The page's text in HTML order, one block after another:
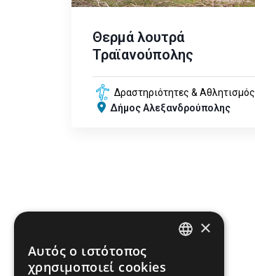
Θερμά λουτρά
Τραϊανούπολης
Δραστηριότητες & Αθλητισμός
Δήμος Αλεξανδρούπολης
×
Αυτός ο ιστότοπος
χρησιμοποιεί cookies